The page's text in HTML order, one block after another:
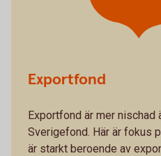
Exportfond
Exportfond är mer nischad
Sverigefond. Här är fokus
är starkt beroende av